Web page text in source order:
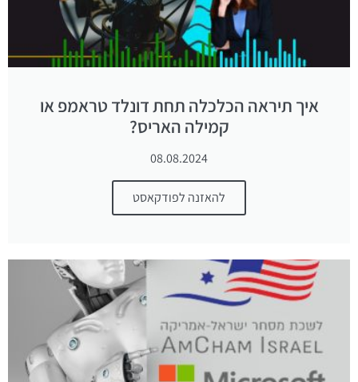
איך תיראה הכלכלה תחת דונלד טראמפ או
קמילה האריס?
08.08.2024
להאזנה לפודקאסט